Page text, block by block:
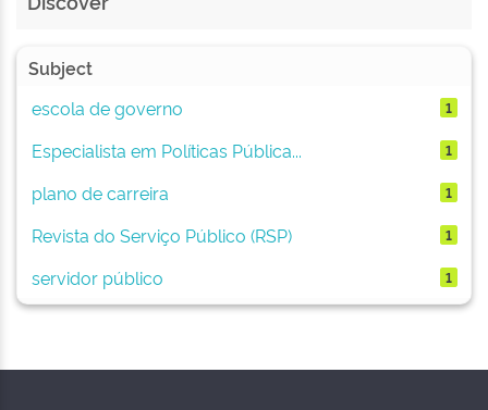
Subject
escola de governo
1
Especialista em Políticas Pública... 1
plano de carreira 1
Revista do Serviço Público (RSP) 1
servidor público 1